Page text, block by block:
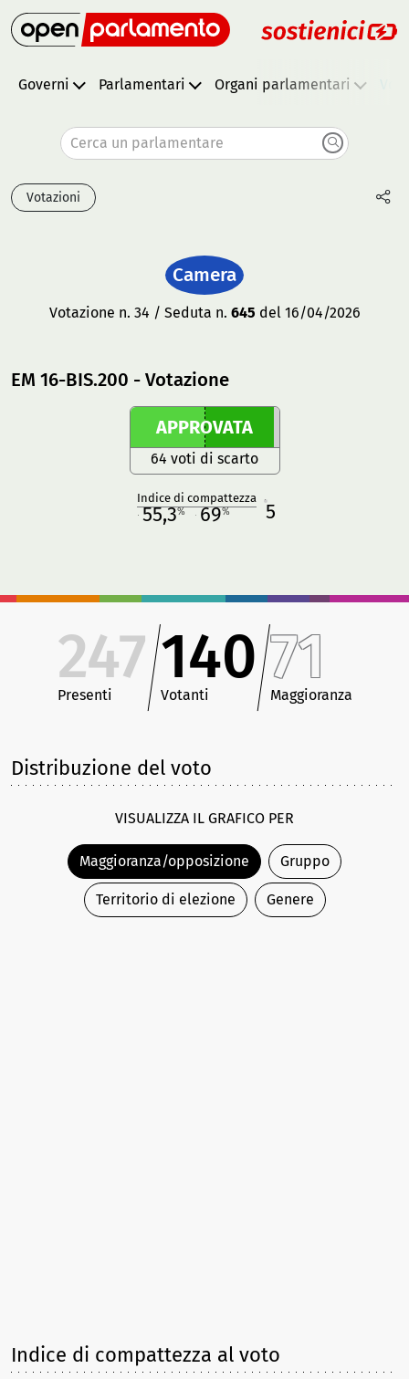
Governi Parlamentari Organi parlamentari
Cerca un parlamentare
Votazioni
Camera
Votazione n. 34 / Seduta n. 645 del 16/04/2026
EM 16-BIS.200 - Votazione
APPROVATA
64 voti di scarto
Indice di compattezza
55,3% 69% 5
247
Presenti
140
Votanti
71
Maggioranza
Distribuzione del voto
VISUALIZZA IL GRAFICO PER
Maggioranza/opposizione Gruppo
Territorio di elezione Genere
Indice di compattezza al voto